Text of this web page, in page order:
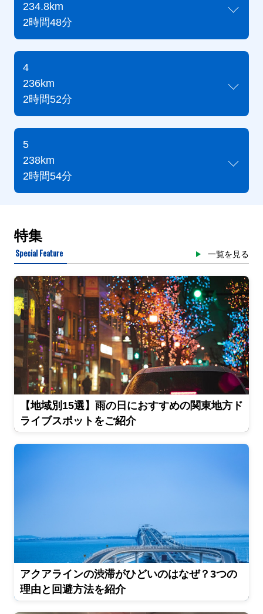
234.8km
2時間48分
4
236km
2時間52分
5
238km
2時間54分
特集
Special Feature 一覧を見る
【地域別15選】雨の日におすすめの関東地方ド
ライブスポットをご紹介
アクアラインの渋滞がひどいのはなぜ？3つの
理由と回避方法を紹介